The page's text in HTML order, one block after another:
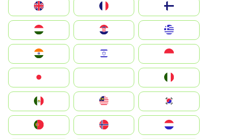
United Kingdom
Hrvatska
Magyarország
Indonesia
South Korea
Nederland
Portugal